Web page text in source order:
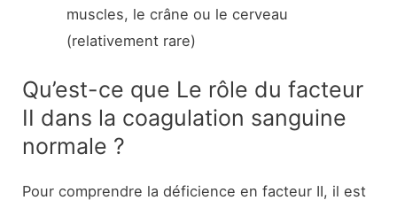
muscles, le crâne ou le cerveau
(relativement rare)
Qu’est-ce que Le rôle du facteur
II dans la coagulation sanguine
normale ?
Pour comprendre la déficience en facteur II, il est